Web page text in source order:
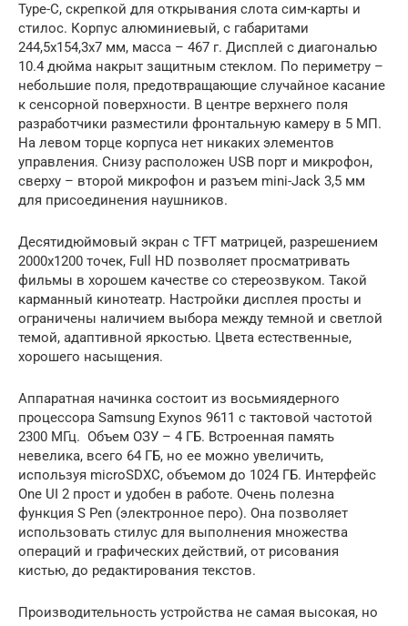
Type-C, скрепкой для открывания слота сим-карты и
стилос. Корпус алюминиевый, с габаритами
244,5х154,3х7 мм, масса – 467 г. Дисплей с диагональю
10.4 дюйма накрыт защитным стеклом. По периметру –
небольшие поля, предотвращающие случайное касание
к сенсорной поверхности. В центре верхнего поля
разработчики разместили фронтальную камеру в 5 МП.
На левом торце корпуса нет никаких элементов
управления. Снизу расположен USB порт и микрофон,
сверху – второй микрофон и разъем mini-Jack 3,5 мм
для присоединения наушников.
Десятидюймовый экран с TFT матрицей, разрешением
2000х1200 точек, Full HD позволяет просматривать
фильмы в хорошем качестве со стереозвуком. Такой
карманный кинотеатр. Настройки дисплея просты и
ограничены наличием выбора между темной и светлой
темой, адаптивной яркостью. Цвета естественные,
хорошего насыщения.
Аппаратная начинка состоит из восьмиядерного
процессора Samsung Exynos 9611 с тактовой частотой
2300 МГц. Объем ОЗУ – 4 ГБ. Встроенная память
невелика, всего 64 ГБ, но ее можно увеличить,
используя microSDXC, объемом до 1024 ГБ. Интерфейс
One UI 2 прост и удобен в работе. Очень полезна
функция S Pen (электронное перо). Она позволяет
использовать стилус для выполнения множества
операций и графических действий, от рисования
кистью, до редактирования текстов.
Производительность устройства не самая высокая, но